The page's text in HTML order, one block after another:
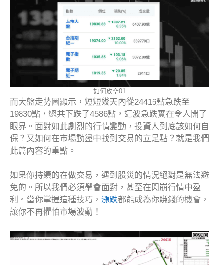
如何放空01
而大盤走勢圖顯示，短短幾天內從24416點急跌至
19830點，總共下跌了4586點，這波急跌實在令人開了
眼界。面對如此劇烈的行情變動，投資人到底該如何自
保？又如何在市場動盪中找到交易的立足點？就是我們
此篇內容的重點。
如果你持續的在做交易，遇到股災的情況絕對是無法避
免的。所以我們必須學會面對，甚至在閃崩行情中盈
利。當你掌握這種技巧， 漲跌都能成為你賺錢的機會，
讓你不再懼怕市場波動！